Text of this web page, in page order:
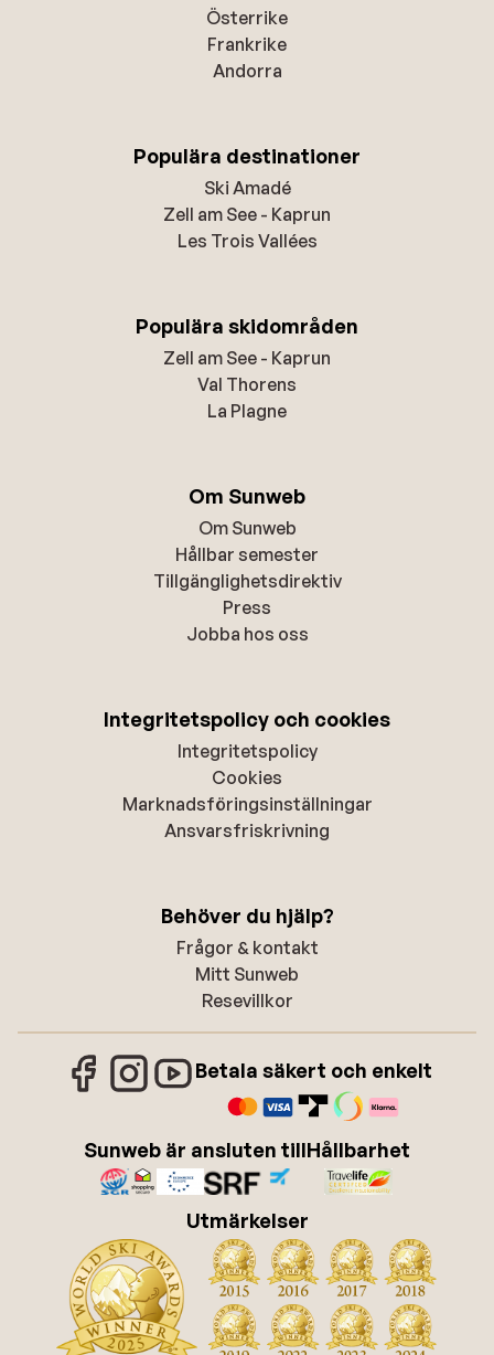
Österrike
Frankrike
Andorra
Populära destinationer
Ski Amadé
Zell am See - Kaprun
Les Trois Vallées
Populära skidområden
Zell am See - Kaprun
Val Thorens
La Plagne
Om Sunweb
Om Sunweb
Hållbar semester
Tillgänglighetsdirektiv
Press
Jobba hos oss
Integritetspolicy och cookies
Integritetspolicy
Cookies
Marknadsföringsinställningar
Ansvarsfriskrivning
Behöver du hjälp?
Frågor & kontakt
Mitt Sunweb
Resevillkor
Betala säkert och enkelt
Sunweb är ansluten tillHållbarhet
Utmärkelser